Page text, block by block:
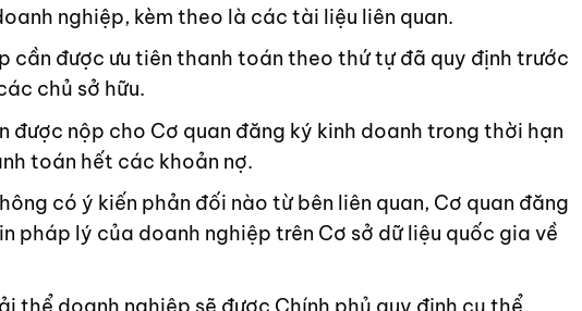
nghiệp, kèm theo là các tài liệu liên quan.
cần được ưu tiên thanh toán theo thứ tự đã quy định trước
chủ sở hữu.
được nộp cho Cơ quan đăng ký kinh doanh trong thời hạn
toán hết các khoản nợ.
có ý kiến phản đối nào từ bên liên quan, Cơ quan đăng
pháp lý của doanh nghiệp trên Cơ sở dữ liệu quốc gia về